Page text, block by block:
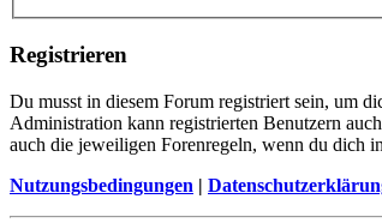
Registrieren
Du musst in diesem Forum registriert sein, um
Administration kann registrierten Benutzern
auch die jeweiligen Forenregeln, wenn du dich
Nutzungsbedingungen |